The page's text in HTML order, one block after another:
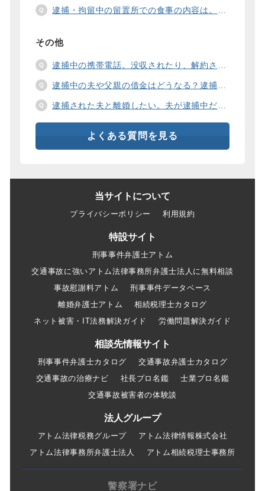
逮捕・拘留中の留置所での食事の内容は。食事代は支払わないといけないの？
その他
逮捕中の携帯電話。没収されたり、解約されたり、見られたりするの？
逮捕中の夫や父親の借金はどうなる？逮捕中の借金の支払い方法は。
逮捕された夫と離婚したい。夫が逮捕中だと慰謝料は増えるの？
よくある質問を見る
当サイトについて
プライバシーポリシー 利用規約
特設サイト
刑事事件弁護士アトム
交通事故に強いアトム法律事務所弁護士法人に無料相談
事故慰謝料アトム
刑事事件データベース
離婚弁護士アトム
相続税理士カタログ
ネット被害・IT法務解決ガイド
労働問題解決ガイド
相談先情報サイト
刑事事件弁護士カタログ
交通事故弁護士カタログ
交通事故の治療ナビ
社長プロ名鑑
士業プロ名鑑
交通事故被害者の体験談
法人グループ
アトム法律税務グループ
アトム法律情報株式会社
アトム法律事務所弁護士法人
アトム相続税理士事務所
警察署ナビ